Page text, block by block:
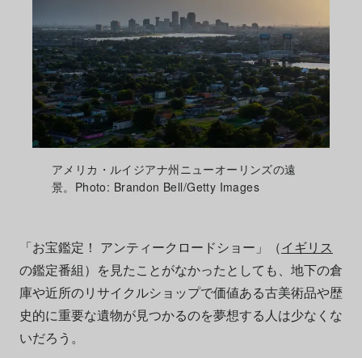
アメリカ・ルイジアナ州ニューオーリンズの遠
景。Photo: Brandon Bell/Getty Images
「お宝鑑定！ アンティークロードショー」（イギリス
の鑑定番組）を見たことがなかったとしても、地下の倉
庫や近所のリサイクルショップで価値ある古美術品や歴
史的に重要な遺物が見つかるのを夢想する人は少なくな
いだろう。